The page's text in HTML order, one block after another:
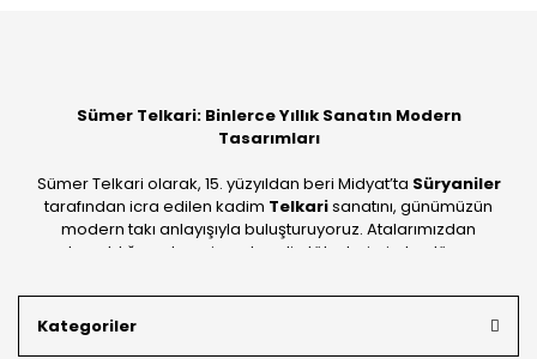
Sümer Telkari: Binlerce Yıllık Sanatın Modern
Tasarımları
Sümer Telkari olarak, 15. yüzyıldan beri Midyat’ta Süryaniler
tarafından icra edilen kadim Telkarisanatını, günümüzün
modern takı anlayışıyla buluşturuyoruz. Atalarımızdan
devraldığımız bu mirası; kendi atölyelerimizde, dünya
Mardin’in tarihi dokusunu yansıtan geleneksel işlemeleri, her
bütçeye uygun
Kategoriler